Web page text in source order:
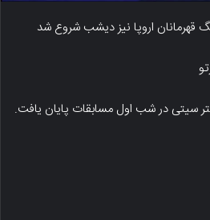
قهرمانان اروپا نیز دیشب شروع شد